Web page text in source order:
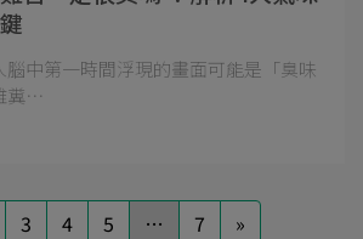
腦中第一時間浮現的畫面可能是「臭味
糞⋯
3 4 5 … 7 »